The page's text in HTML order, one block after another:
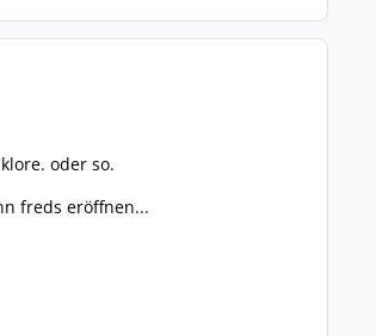
oder so.
freds eröffnen...